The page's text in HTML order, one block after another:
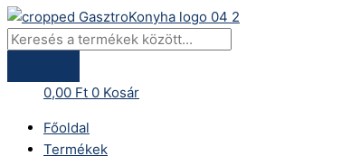
0,00 Ft 0 Kosár
Főoldal
Termékek
cm
fűrészszalag,
húsnyomóval